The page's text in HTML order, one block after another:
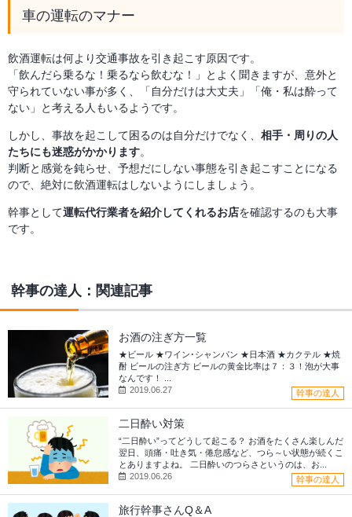
車の運転のマナー
飲酒運転は何より交通事故を引き起こす原因です。
「飲んだら乗るな！乗るなら飲むな！」とよく聞きますが、意外と
守られていない事が多く、「自分だけは大丈夫」「俺・私は酔って
ない」と考える人もいるようです。
しかし、事故を起こして困るのは自分だけでなく、 相手・周りの人
たちにも迷惑がかかります。
判断と感覚を鈍らせ、予想だにしない事態を引き起こすことになる
ので、絶対に飲酒運転はしないようにしましょう。
幹事として運転代行業者を紹介してくれるお店を確認するのも大事
です。
幹事の達人：関連記事
お酒の注ぎ方一覧
★ビール ★ワイン･シャンパン ★日本酒 ★カクテル ★焼
酎 ビールの注ぎ方 ビールの黄金比率は７：３！泡が大事
なんです！ ...
2019.06.27
幹事の達人
二日酔い対策
“二日酔い”ってどうして起こる？ お酒をたくさん楽しんだ
翌日、頭痛・吐き気・倦怠感など、つら～い状態が続くこ
とありますよね。 二日酔いのつらさというのは、お...
2019.06.26
幹事の達人
旅行幹事さんQ＆A